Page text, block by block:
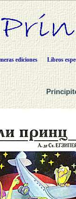
ediciones Libros